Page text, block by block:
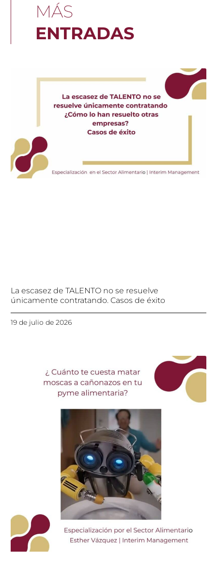
MÁS
ENTRADAS
La escasez de TALENTO no se resuelve
únicamente contratando. Casos de éxito
19 de julio de 2026